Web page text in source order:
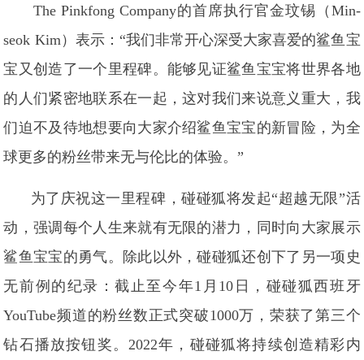
The Pinkfong Company的首席执行官金玟锡（Min-
seok Kim）表示：“我们非常开心深受大家喜爱的鲨鱼宝
宝又创造了一个里程碑。能够见证鲨鱼宝宝将世界各地
的人们紧密地联系在一起，这对我们来说意义重大，我
们迫不及待地想要向大家介绍鲨鱼宝宝的新冒险，为全
球更多的粉丝带来无与伦比的体验。”
为了庆祝这一里程碑，碰碰狐将发起“超越无限”活
动，强调每个人生来就有无限的潜力，同时向大家展示
鲨鱼宝宝的勇气。除此以外，碰碰狐还创下了另一项史
无前例的纪录：截止至今年1月10日，碰碰狐西班牙
YouTube频道的粉丝数正式突破1000万，荣获了第三个
钻石播放按钮奖。2022年，碰碰狐将持续创造精彩内